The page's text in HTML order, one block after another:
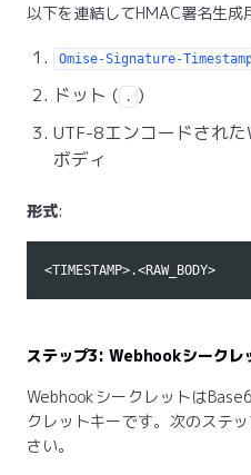
以下を連結してHMAC署名生
Omise-Signature-
ドット ( . )
UTF-8エンコードされ
ボディ
形式:
ステップ3: Webhookシークレ
Webhookシークレットは
クレットキーです。次のステ
さい。